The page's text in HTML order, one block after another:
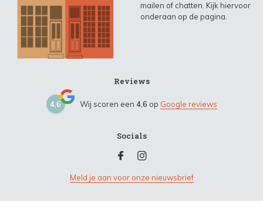
mailen of chatten. Kijk hiervoor
onderaan op de pagina.
Reviews
4,6 Wij scoren een 4,6 op Google reviews
Socials
Meld je aan voor onze nieuwsbrief